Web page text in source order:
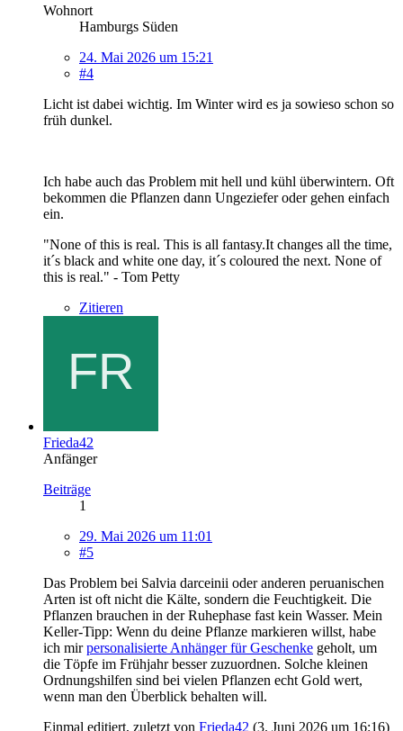
Wohnort
Hamburgs Süden
24. Mai 2026 um 15:21
#4
Licht ist dabei wichtig. Im Winter wird es ja sowieso schon so
früh dunkel.
Ich habe auch das Problem mit hell und kühl überwintern. Oft
bekommen die Pflanzen dann Ungeziefer oder gehen einfach
ein.
"None of this is real. This is all fantasy.It changes all the time,
it´s black and white one day, it´s coloured the next. None of
this is real." - Tom Petty
Zitieren
Frieda42
Anfänger
Beiträge
1
29. Mai 2026 um 11:01
#5
Das Problem bei Salvia darceinii oder anderen peruanischen
Arten ist oft nicht die Kälte, sondern die Feuchtigkeit. Die
Pflanzen brauchen in der Ruhephase fast kein Wasser. Mein
Keller-Tipp: Wenn du deine Pflanze markieren willst, habe
ich mirpersonalisierte Anhänger für Geschenke geholt, um
die Töpfe im Frühjahr besser zuzuordnen. Solche kleinen
Ordnungshilfen sind bei vielen Pflanzen echt Gold wert,
wenn man den Überblick behalten will.
Einmal editiert, zuletzt von Frieda42 (3. Juni 2026 um 16:16)